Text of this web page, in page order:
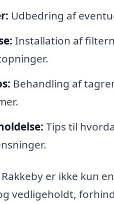
Udbedring af
Installation af
Behandling af
Tips til
er ikke kun
vedligeholdt,